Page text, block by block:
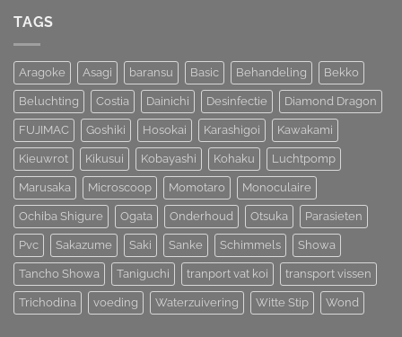
TAGS
Aragoke Asagi baransu Basic Behandeling Bekko
Beluchting Costia Dainichi Desinfectie Diamond Dragon
FUJIMAC Goshiki Hosokai Karashigoi Kawakami
Kieuwrot Kikusui Kobayashi Kohaku Luchtpomp
Marusaka Microscoop Momotaro Monoculaire
Ochiba Shigure Ogata Onderhoud Otsuka Parasieten
Pvc Sakazume Saki Sanke Schimmels Showa
Tancho Showa Taniguchi tranport vat koi transport vissen
Trichodina voeding Waterzuivering Witte Stip Wond